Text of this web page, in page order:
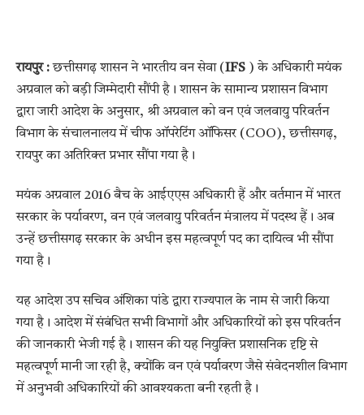
रायपुर :छत्तीसगढ़ शासन ने भारतीय वन सेवा (IFS ) के अधिकारी मयंक
अग्रवाल को बड़ी जिम्मेदारी सौंपी है। शासन के सामान्य प्रशासन विभाग
द्वारा जारी आदेश के अनुसार, श्री अग्रवाल को वन एवं जलवायु परिवर्तन
विभाग के संचालनालय में चीफ ऑपरेटिंग ऑफिसर (COO), छत्तीसगढ़,
रायपुर का अतिरिक्त प्रभार सौंपा गया है।
मयंक अग्रवाल 2016 बैच के आईएएस अधिकारी हैं और वर्तमान में भारत
सरकार के पर्यावरण, वन एवं जलवायु परिवर्तन मंत्रालय में पदस्थ हैं। अब
उन्हें छत्तीसगढ़ सरकार के अधीन इस महत्वपूर्ण पद का दायित्व भी सौंपा
गया है।
यह आदेश उप सचिव अंशिका पांडे द्वारा राज्यपाल के नाम से जारी किया
गया है। आदेश में संबंधित सभी विभागों और अधिकारियों को इस परिवर्तन
की जानकारी भेजी गई है। शासन की यह नियुक्ति प्रशासनिक दृष्टि से
महत्वपूर्ण मानी जा रही है, क्योंकि वन एवं पर्यावरण जैसे संवेदनशील विभाग
में अनुभवी अधिकारियों की आवश्यकता बनी रहती है।